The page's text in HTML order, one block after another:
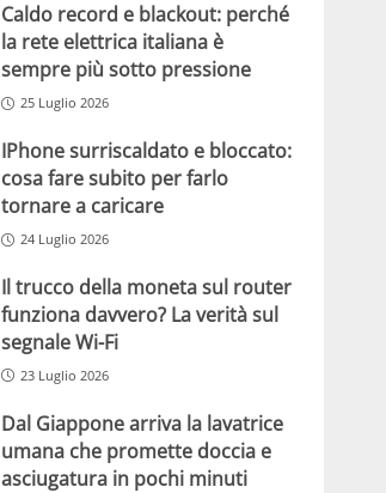
Caldo record e blackout: perché
la rete elettrica italiana è
sempre più sotto pressione
25 Luglio 2026
IPhone surriscaldato e bloccato:
cosa fare subito per farlo
tornare a caricare
24 Luglio 2026
Il trucco della moneta sul router
funziona davvero? La verità sul
segnale Wi-Fi
23 Luglio 2026
Dal Giappone arriva la lavatrice
umana che promette doccia e
asciugatura in pochi minuti